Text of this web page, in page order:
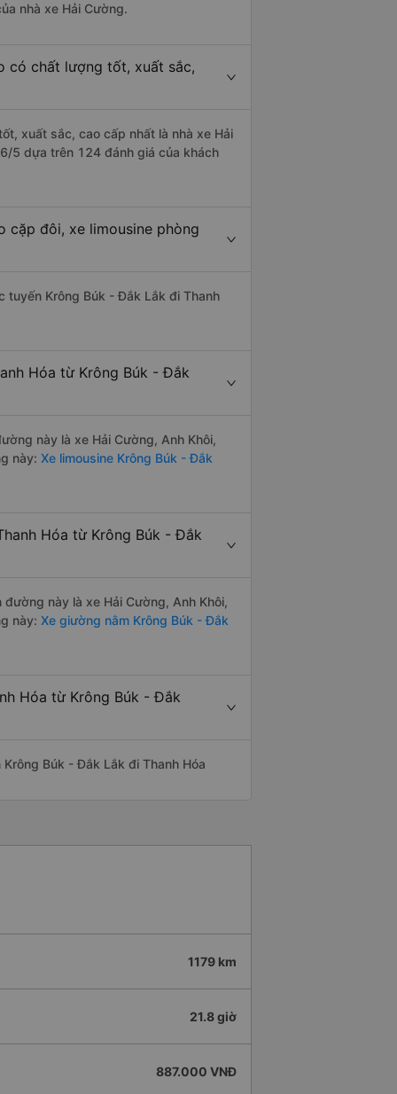
nhà xe Hải Cường.
có chất lượng tốt, xuất sắc,
xuất sắc, cao cấp nhất là nhà xe Hải
5 dựa trên 124 đánh giá của khách
cặp đôi, xe limousine phòng
tuyến Krông Búk - Đắk Lắk đi Thanh
Hóa từ Krông Búk - Đắk
này là xe Hải Cường, Anh Khôi,
này: Xe limousine Krông Búk - Đắk
Hóa từ Krông Búk - Đắk
này là xe Hải Cường, Anh Khôi,
này: Xe giường nằm Krông Búk - Đắk
Hóa từ Krông Búk - Đắk
Búk - Đắk Lắk đi Thanh Hóa
1179 km
21.8 giờ
887.000 VNĐ